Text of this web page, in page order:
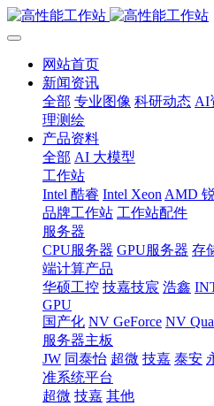
网站首页
新闻资讯
全部 专业图像 科研动态 AI
理测绘
产品资料
全部 AI 大模型
工作站
Intel 酷睿 Intel Xeon AMD
品牌工作站 工作站配件
服务器
CPU服务器 GPU服务器 存
端计算产品
华硕工控 技嘉技宸 浩鑫
GPU
国产化 NV GeForce NV
服务器主板
JW 同泰怡 超微 技嘉 泰安
准系统平台
超微 技嘉 其他